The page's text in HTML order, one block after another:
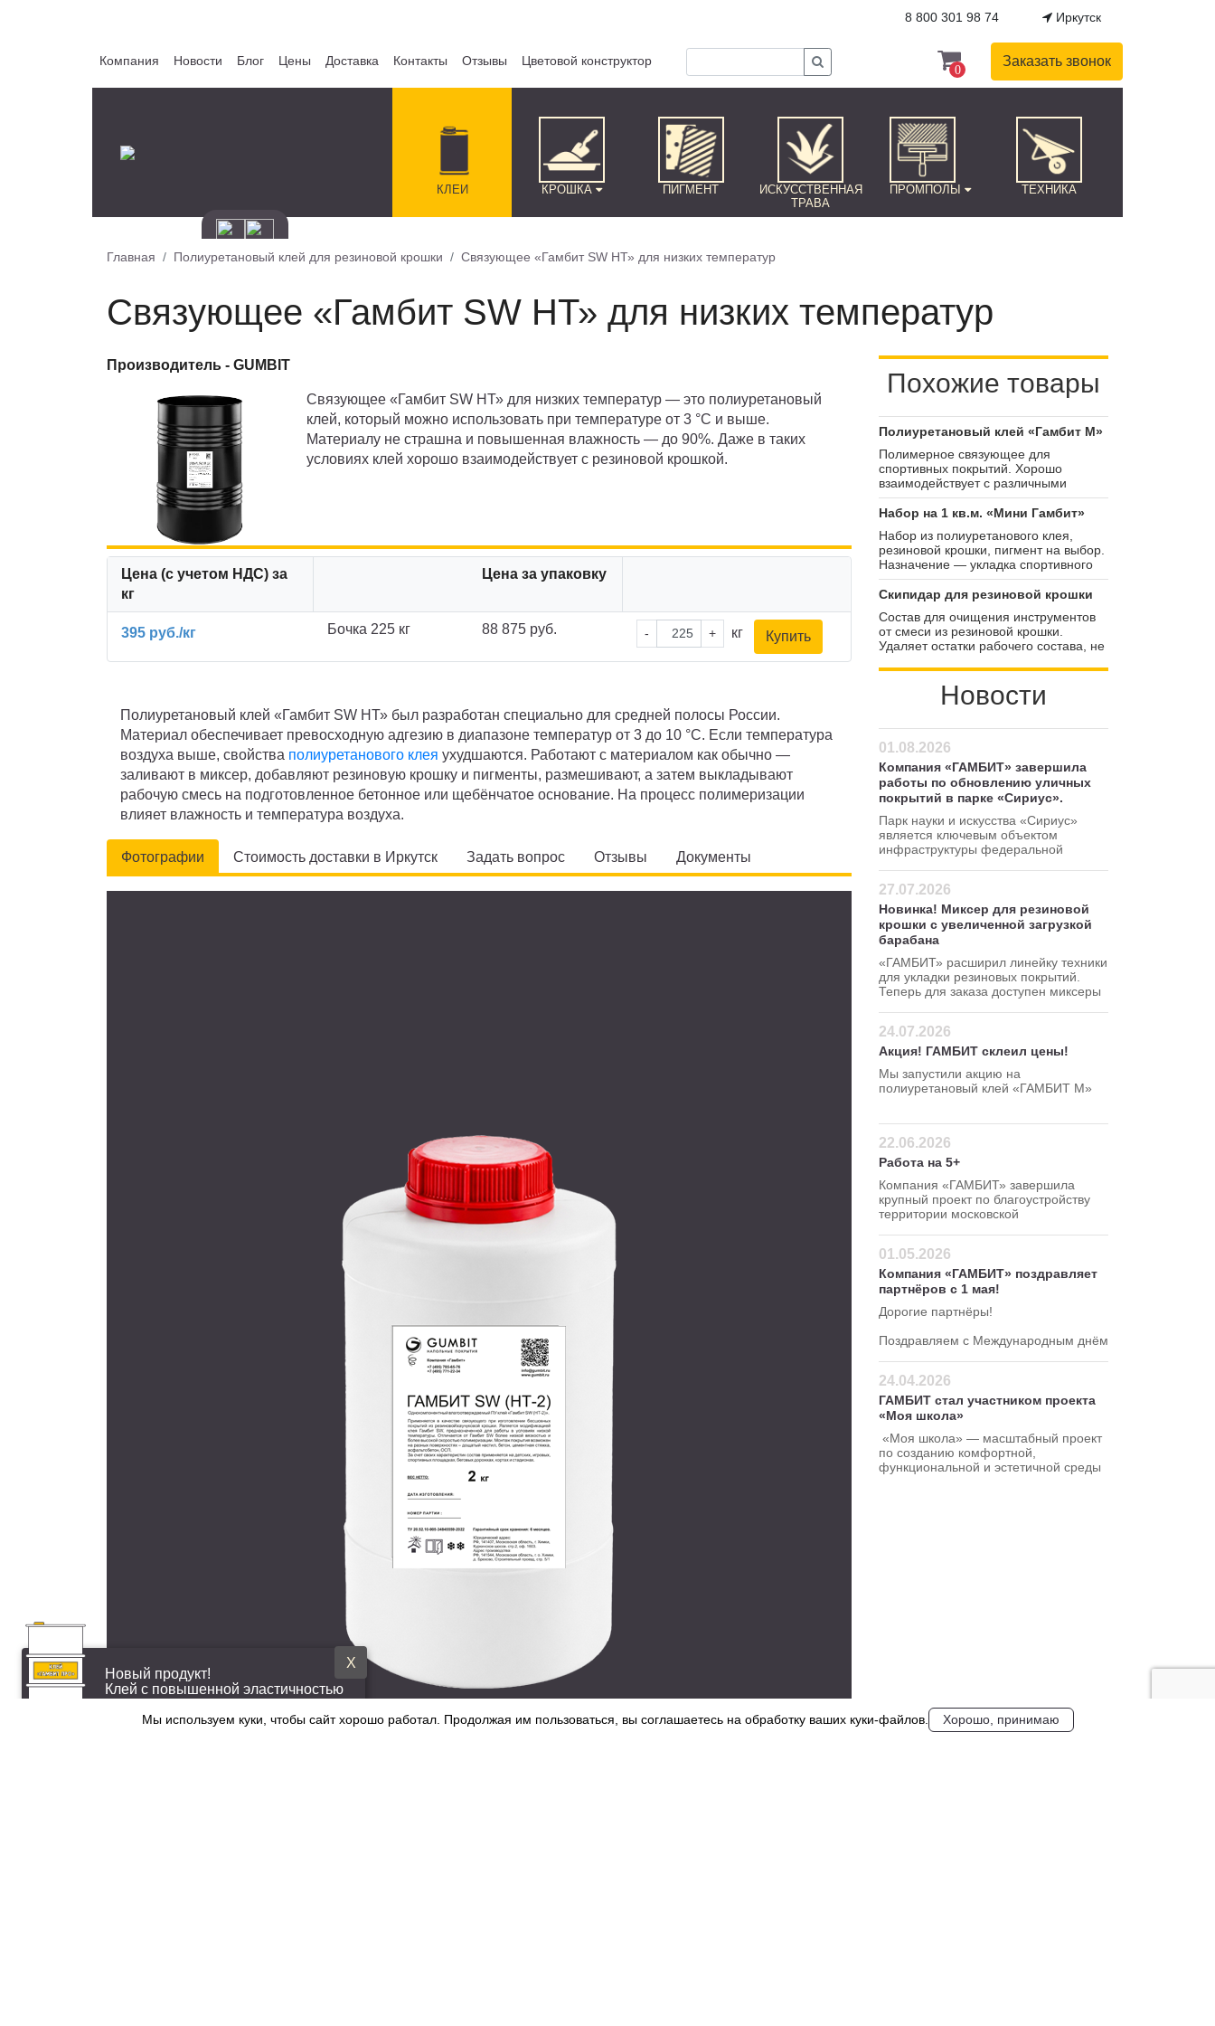
8 800 301 98 74 Иркутск
Компания Новости Блог Цены Доставка Контакты Отзывы Цветовой конструктор
0
Заказать звонок
КЛЕЙ КРОШКА ПИГМЕНТ
ИСКУССТВЕННАЯ
ТРАВА
ПРОМПОЛЫ ТЕХНИКА
Главная Полиуретановый клей для резиновой крошки Связующее «Гамбит SW НТ» для низких температур
Связующее «Гамбит SW НТ» для низких температур
Производитель - GUMBIT
Связующее «Гамбит SW НТ» для низких температур — это полиуретановый
клей, который можно использовать при температуре от 3 °C и выше.
Материалу не страшна и повышенная влажность — до 90%. Даже в таких
условиях клей хорошо взаимодействует с резиновой крошкой.
Цена (с учетом НДС) за
кг
Цена за упаковку
395 руб./кг Бочка 225 кг 88 875 руб. - + кг Купить
Полиуретановый клей «Гамбит SW НТ» был разработан специально для средней полосы России.
Материал обеспечивает превосходную адгезию в диапазоне температур от 3 до 10 °C. Если температура
воздуха выше, свойства полиуретанового клея ухудшаются. Работают с материалом как обычно —
заливают в миксер, добавляют резиновую крошку и пигменты, размешивают, а затем выкладывают
рабочую смесь на подготовленное бетонное или щебёнчатое основание. На процесс полимеризации
влияет влажность и температура воздуха.
Фотографии Стоимость доставки в Иркутск Задать вопрос Отзывы Документы
Похожие товары
Полиуретановый клей «Гамбит М»
Полимерное связующее для
спортивных покрытий. Хорошо
взаимодействует с различными
видами фракционных наполнителей.
Смешивается с ними в пропорции
полимеризации — от 1 до 5 дней.
Набор на 1 кв.м. «Мини Гамбит»
Набор из полиуретанового клея,
резиновой крошки, пигмент на выбор.
Назначение — укладка спортивного
покрытия на 1 м2 или ремонт.
Скипидар для резиновой крошки
Состав для очищения инструментов
от смеси из резиновой крошки.
Удаляет остатки рабочего состава, не
Легко воспламеняемая жидкость,
требует соблюдения техники
безопасности. Упакован в канистры
Новости
01.08.2026
Компания «ГАМБИТ» завершила
работы по обновлению уличных
покрытий в парке «Сириус».
Парк науки и искусства «Сириус»
является ключевым объектом
инфраструктуры федеральной
27.07.2026
Новинка! Миксер для резиновой
крошки с увеличенной загрузкой
барабана
«ГАМБИТ» расширил линейку техники
для укладки резиновых покрытий.
Теперь для заказа доступен миксеры
24.07.2026
Акция! ГАМБИТ склеил цены!
Мы запустили акцию на
полиуретановый клей «ГАМБИТ М»
22.06.2026
Работа на 5+
Компания «ГАМБИТ» завершила
крупный проект по благоустройству
территории московской
01.05.2026
Компания «ГАМБИТ» поздравляет
партнёров с 1 мая!
Дорогие партнёры!
Поздравляем с Международным днём
24.04.2026
ГАМБИТ стал участником проекта
«Моя школа»
«Моя школа» — масштабный проект
по созданию комфортной,
функциональной и эстетичной среды
X
Новый продукт!
Клей с повышенной эластичностью
Мы используем куки, чтобы сайт хорошо работал. Продолжая им пользоваться, вы соглашаетесь на обработку ваших куки‑файлов. Хорошо, принимаю